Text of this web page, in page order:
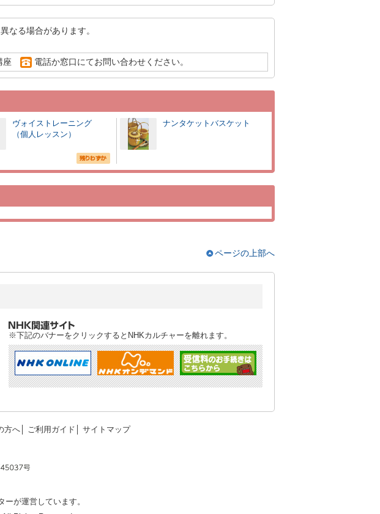
なる場合があります。
座 電話か窓口にてお問い合わせください。
ヴォイストレーニング
（個人レッスン）
ナンタケットバスケット
ページの上部へ
※下記のバナーをクリックするとNHKカルチャーを離れます。
方へ ご利用ガイド サイトマップ
ーが運営しています。